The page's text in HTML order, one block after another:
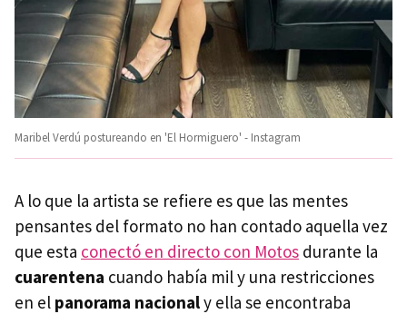
Maribel Verdú postureando en 'El Hormiguero' - Instagram
A lo que la artista se refiere es que las mentes
pensantes del formato no han contado aquella vez
que esta conectó en directo con Motos durante la
cuarentena cuando había mil y una restricciones
en el panorama nacionaly ella se encontraba